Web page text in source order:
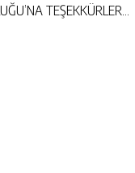
TEŞEKKÜRLER…